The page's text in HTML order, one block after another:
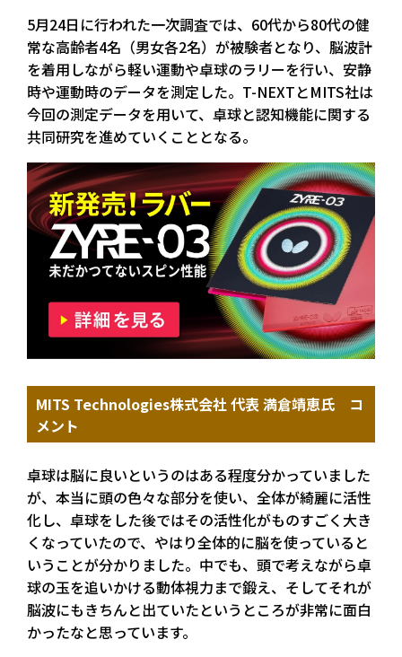
5月24日に行われた一次調査では、60代から80代の健
常な高齢者4名（男女各2名）が被験者となり、脳波計
を着用しながら軽い運動や卓球のラリーを行い、安静
時や運動時のデータを測定した。T-NEXTとMITS社は
今回の測定データを用いて、卓球と認知機能に関する
共同研究を進めていくこととなる。
MITS Technologies株式会社 代表 満倉靖恵氏 コ
メント
卓球は脳に良いというのはある程度分かっていました
が、本当に頭の色々な部分を使い、全体が綺麗に活性
化し、卓球をした後ではその活性化がものすごく大き
くなっていたので、やはり全体的に脳を使っていると
いうことが分かりました。中でも、頭で考えながら卓
球の玉を追いかける動体視力まで鍛え、そしてそれが
脳波にもきちんと出ていたというところが非常に面白
かったなと思っています。